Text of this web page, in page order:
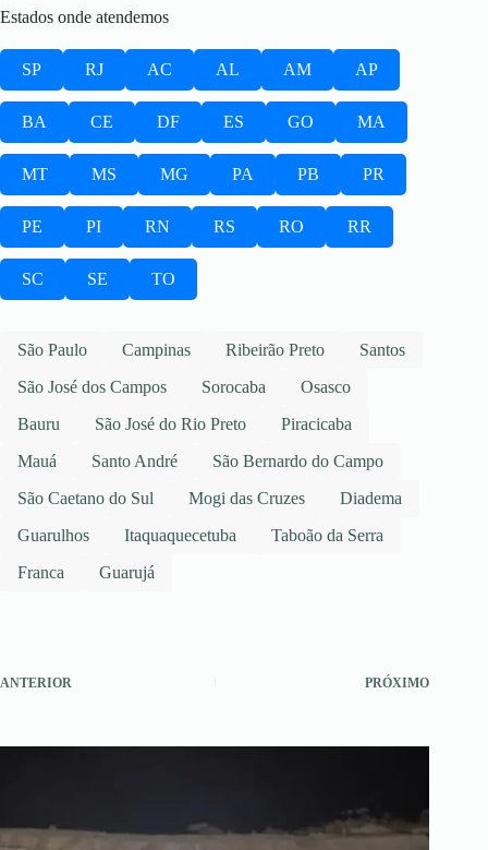
Estados onde atendemos
SP RJ AC AL AM AP
BA CE DF ES GO MA
MT MS MG PA PB PR
PE PI RN RS RO RR
SC SE TO
São Paulo Campinas Ribeirão Preto
Santos
São José dos Campos
Sorocaba
Osasco
Bauru
São José do Rio Preto
Piracicaba
Mauá
Santo André
São Bernardo do Campo
São Caetano do Sul
Mogi das Cruzes
Diadema
Guarulhos
Itaquaquecetuba
Taboão da Serra
Franca
Guarujá
ANTERIOR PRÓXIMO